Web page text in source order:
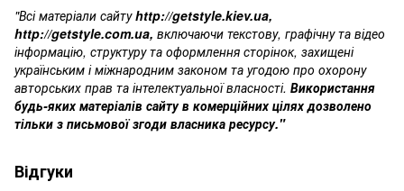
"Всі матеріали сайтуhttp://getstyle.kiev.ua,
http://getstyle.com.ua, включаючи текстову, графічну та відео
інформацію, структуру та оформлення сторінок, захищені
українським і міжнародним законом та угодою про охорону
авторських прав та інтелектуальної власності. Використання
будь-яких матеріалів сайту в комерційних цілях дозволено
тільки з письмової згоди власника ресурсу."
Відгуки